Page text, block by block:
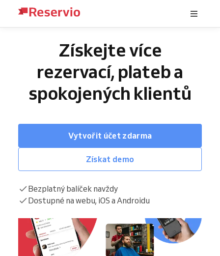
Získejte více
rezervací, plateb a
spokojených klientů
Vytvořit účet zdarma
Získat demo
Bezplatný balíček navždy
Dostupné na webu, iOS a Androidu